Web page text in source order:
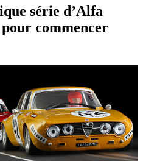
série d’Alfa
commencer